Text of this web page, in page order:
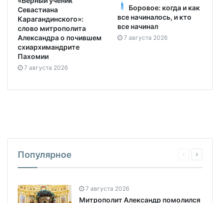
Севастиана
Карагандинского»:
слово митрополита
Александра о почившем
схиархимандрите
Пахомии
7 августа 2026
Боровое: когда и как
все начиналось, и кто
все начинал
7 августа 2026
Популярное
7 августа 2026
Митрополит Александр помолился